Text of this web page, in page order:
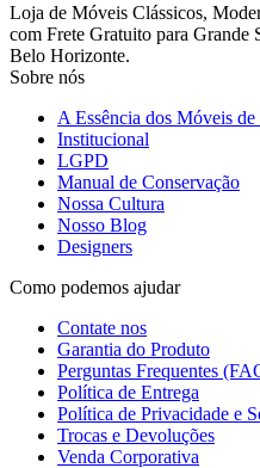
Loja de Móveis Clássicos,
com Frete Gratuito para Grande
Belo Horizonte.
Sobre nós
A Essência dos Móveis de
Institucional
LGPD
Manual de Conservação
Nossa Cultura
Nosso Blog
Designers
Como podemos ajudar
Contate nos
Garantia do Produto
Perguntas Frequentes
Política de Entrega
Política de Privacidade e
Trocas e Devoluções
Venda Corporativa